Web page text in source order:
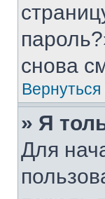
снова
» Я
Для